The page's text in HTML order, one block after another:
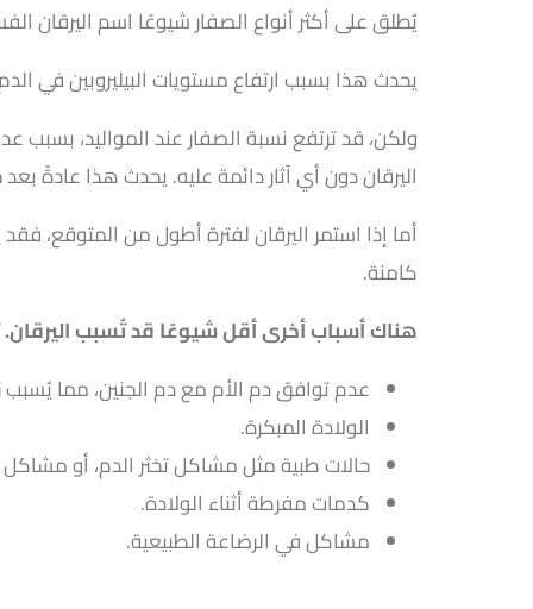
يُطلق على أكثر أنواع الصفار شيوعًا اسم اليرقان الفسيولوجي، وهو يُصيب ما يصل إلى 60%
يحدث هذا بسبب ارتفاع مستويات البيليروبين في الدم
ولكن، قد ترتفع نسبة الصفار عند المواليد، بسبب
اليرقان دون أي آثار دائمة عليه. يحدث هذا عادةً
أما إذا استمر اليرقان لفترة أطول من المتوقع،
كامنة.
هناك أسباب أخرى أقل شيوعًا قد تُسبب اليرقان.
عدم توافق دم الأم مع دم الجنين، مما يُسبب
الولادة المبكرة.
حالات طبية مثل مشاكل تخثر الدم، أو
كدمات مفرطة أثناء الولادة.
مشاكل في الرضاعة الطبيعية.